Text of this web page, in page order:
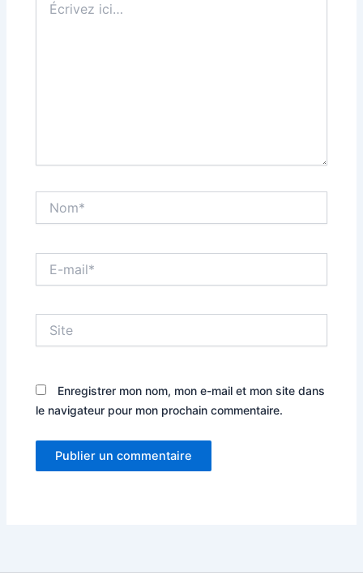
ici…
mail*
Enregistrer mon nom, mon e-mail et mon site dans
le navigateur pour mon prochain commentaire.